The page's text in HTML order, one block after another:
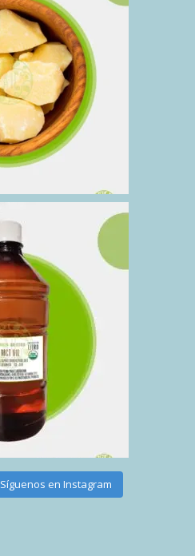
Síguenos en Instagram